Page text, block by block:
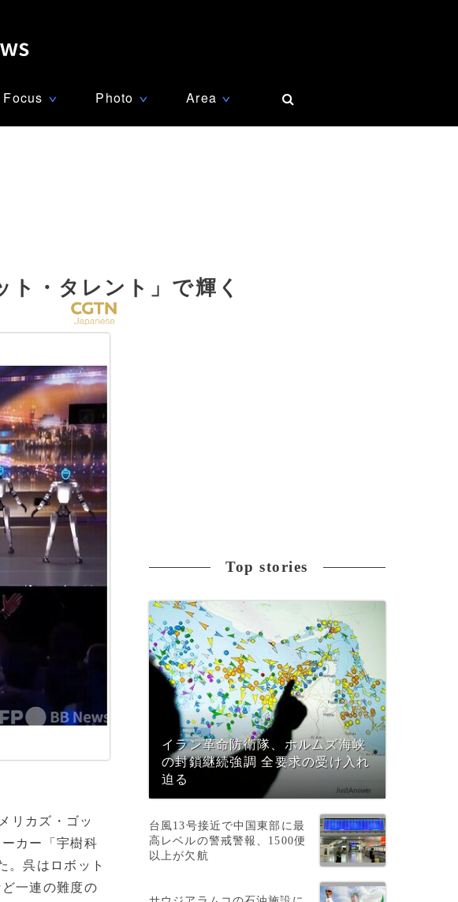
Focus ∨ Photo ∨ Area ∨
・タレント」で輝く
リカズ・ゴッ
カー「宇樹科
。呉はロボット
一連の難度の
Top stories
イラン革命防衛隊、ホルムズ海峡
の封鎖継続強調 全要求の受け入れ
迫る
台風13号接近で中国東部に最
高レベルの警戒警報、1500便
以上が欠航